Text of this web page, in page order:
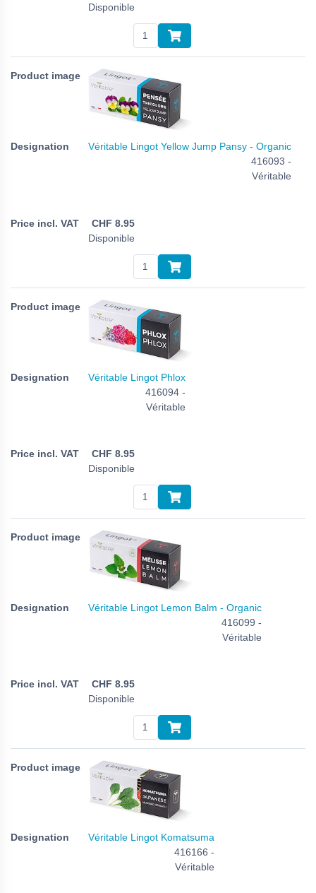
Disponible
Véritable Lingot Yellow Jump Pansy - Organic
416093 -
Véritable
CHF 8.95
Disponible
Véritable Lingot Phlox
416094 -
Véritable
CHF 8.95
Disponible
Véritable Lingot Lemon Balm - Organic
416099 -
Véritable
CHF 8.95
Disponible
Véritable Lingot Komatsuma
416166 -
Véritable